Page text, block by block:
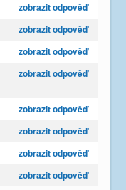
zobrazit odpověď
zobrazit odpověď
zobrazit odpověď
zobrazit odpověď
zobrazit odpověď
zobrazit odpověď
zobrazit odpověď
zobrazit odpověď